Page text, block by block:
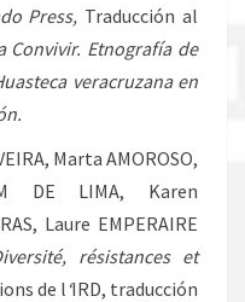
Press, Traducción al
Convivir. Etnografía de
veracruzana en
Marta AMOROSO,
DE LIMA, Karen
Laure EMPERAIRE
résistances et
de l ‘IRD, traducción